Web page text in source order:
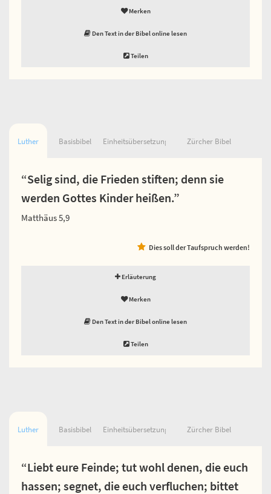
Merken
Den Text in der Bibel online lesen
Teilen
Luther Basisbibel Einheitsübersetzung Zürcher Bibel
“Selig sind, die Frieden stiften; denn sie
werden Gottes Kinder heißen.”
Matthäus 5,9
Dies soll der Taufspruch werden!
Erläuterung
Merken
Den Text in der Bibel online lesen
Teilen
Luther Basisbibel Einheitsübersetzung Zürcher Bibel
“Liebt eure Feinde; tut wohl denen, die euch
hassen; segnet, die euch verfluchen; bittet